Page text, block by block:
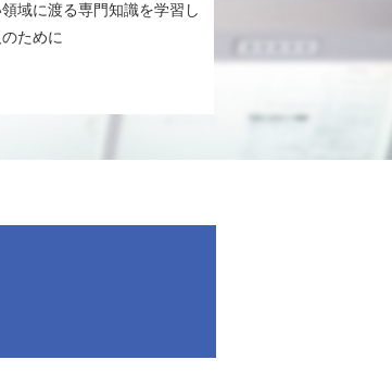
域に渡る専門知識を学習し
ために